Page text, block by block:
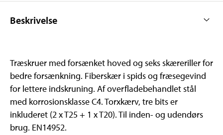
Beskrivelse
Træskruer med forsænket hoved og seks skæreriller for
bedre forsænkning. Fiberskær i spids og fræsegevind
for lettere indskruning. Af overfladebehandlet stål
med korrosionsklasse C4. Torxkærv, tre bits er
inkluderet (2 x T25 + 1 x T20). Til inden- og udendørs
brug. EN14952.